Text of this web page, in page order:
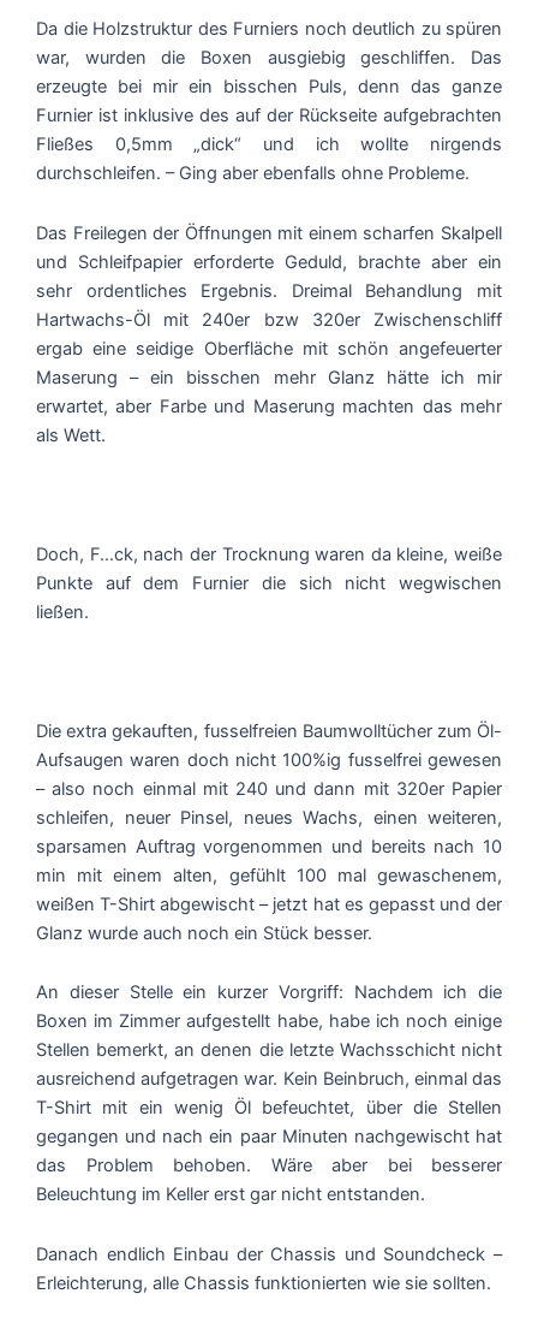
Da die Holzstruktur des Furniers noch deutlich zu spüren
war, wurden die Boxen ausgiebig geschliffen. Das
erzeugte bei mir ein bisschen Puls, denn das ganze
Furnier ist inklusive des auf der Rückseite aufgebrachten
Fließes 0,5mm „dick“ und ich wollte nirgends
durchschleifen. – Ging aber ebenfalls ohne Probleme.
Das Freilegen der Öffnungen mit einem scharfen Skalpell
und Schleifpapier erforderte Geduld, brachte aber ein
sehr ordentliches Ergebnis. Dreimal Behandlung mit
Hartwachs-Öl mit 240er bzw 320er Zwischenschliff
ergab eine seidige Oberfläche mit schön angefeuerter
Maserung – ein bisschen mehr Glanz hätte ich mir
erwartet, aber Farbe und Maserung machten das mehr
als Wett.
Doch, F…ck, nach der Trocknung waren da kleine, weiße
Punkte auf dem Furnier die sich nicht wegwischen
ließen.
Die extra gekauften, fusselfreien Baumwolltücher zum Öl-
Aufsaugen waren doch nicht 100%ig fusselfrei gewesen
– also noch einmal mit 240 und dann mit 320er Papier
schleifen, neuer Pinsel, neues Wachs, einen weiteren,
sparsamen Auftrag vorgenommen und bereits nach 10
min mit einem alten, gefühlt 100 mal gewaschenem,
weißen T-Shirt abgewischt – jetzt hat es gepasst und der
Glanz wurde auch noch ein Stück besser.
An dieser Stelle ein kurzer Vorgriff: Nachdem ich die
Boxen im Zimmer aufgestellt habe, habe ich noch einige
Stellen bemerkt, an denen die letzte Wachsschicht nicht
ausreichend aufgetragen war. Kein Beinbruch, einmal das
T-Shirt mit ein wenig Öl befeuchtet, über die Stellen
gegangen und nach ein paar Minuten nachgewischt hat
das Problem behoben. Wäre aber bei besserer
Beleuchtung im Keller erst gar nicht entstanden.
Danach endlich Einbau der Chassis und Soundcheck –
Erleichterung, alle Chassis funktionierten wie sie sollten.